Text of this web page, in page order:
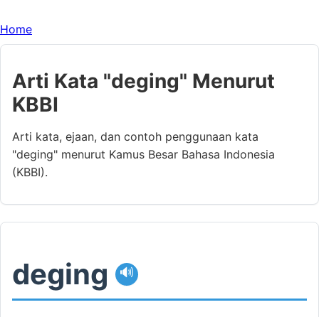
Home
Arti Kata "deging" Menurut
KBBI
Arti kata, ejaan, dan contoh penggunaan kata
"deging" menurut Kamus Besar Bahasa Indonesia
(KBBI).
deging 🔊